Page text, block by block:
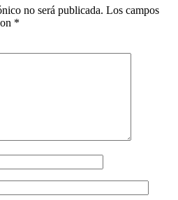
no será publicada. Los campos
*